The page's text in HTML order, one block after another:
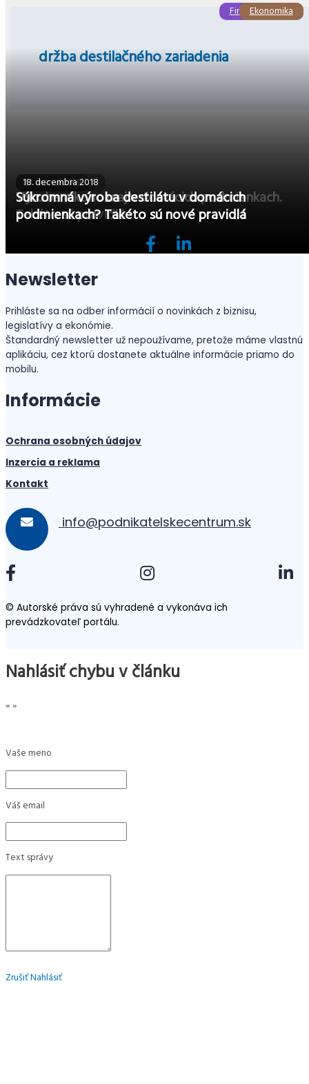
držba destilačného zariadenia
22. marca 2019
Výroba alkoholu aj v domácich podmienkach.
Takéto sú pravidlá
Finančná správa
18. decembra 2018
Súkromná výroba destilátu v domácich
podmienkach? Takéto sú nové pravidlá
Ekonomika
Newsletter
Prihláste sa na odber informácií o novinkách z biznisu,
legislatívy a ekonómie.
Štandardný newsletter už nepoužívame, pretože máme vlastnú
aplikáciu, cez ktorú dostanete aktuálne informácie priamo do
mobilu.
Informácie
Ochrana osobných údajov
Inzercia a reklama
Kontakt
info@podnikatelskecentrum.sk
© Autorské práva sú vyhradené a vykonáva ich
prevádzkovateľ portálu.
Nahlásiť chybu v článku
«»
Vaše meno
Váš email
Text správy
ZrušiťNahlásiť